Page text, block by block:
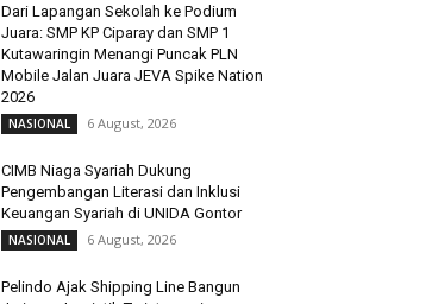
Dari Lapangan Sekolah ke Podium
Juara: SMP KP Ciparay dan SMP 1
Kutawaringin Menangi Puncak PLN
Mobile Jalan Juara JEVA Spike Nation
2026
NASIONAL 6 August, 2026
CIMB Niaga Syariah Dukung
Pengembangan Literasi dan Inklusi
Keuangan Syariah di UNIDA Gontor
NASIONAL 6 August, 2026
Pelindo Ajak Shipping Line Bangun